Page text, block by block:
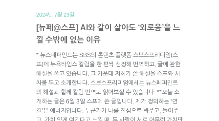
2024년 7월 29일.
[뉴페@스프] AI와 같이 살아도 ‘외로움’을 느
낄 수밖에 없는 이유
* 뉴스페퍼민트는 SBS의 콘텐츠 플랫폼 스브스프리미엄(스
프)에 뉴욕타임스 칼럼을 한 편씩 선정해 번역하고, 글에 관한
해설을 쓰고 있습니다. 그 가운데 저희가 쓴 해설을 스프와 시
차를 두고 소개합니다. 스브스프리미엄에서는 뉴스페퍼민트
의 해설과 함께 칼럼 번역도 읽어보실 수 있습니다. **오늘 소
개하는 글은 6월 3일 스프에 쓴 글입니다. 제가 정의하는 ‘연
결’은 에너지입니다. 누군가가 나를 진심으로 봐주고, 들어주